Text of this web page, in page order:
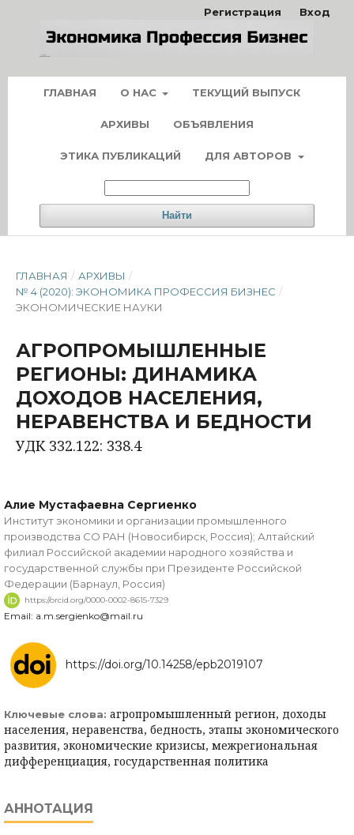
ГЛАВНАЯ О НАС ТЕКУЩИЙ ВЫПУСК
АРХИВЫ ОБЪЯВЛЕНИЯ
ЭТИКА ПУБЛИКАЦИЙ ДЛЯ АВТОРОВ
Найти
Регистрация Вход
ГЛАВНАЯ / АРХИВЫ /
№ 4 (2020): ЭКОНОМИКА ПРОФЕССИЯ БИЗНЕС /
ЭКОНОМИЧЕСКИЕ НАУКИ
АГРОПРОМЫШЛЕННЫЕ
РЕГИОНЫ: ДИНАМИКА
ДОХОДОВ НАСЕЛЕНИЯ,
НЕРАВЕНСТВА И БЕДНОСТИ
УДК 332.122: 338.4
Алие Мустафаевна Сергиенко
Институт экономики и организации промышленного
производства СО РАН (Новосибирск, Россия); Алтайский
филиал Российской академии народного хозяйства и
государственной службы при Президенте Российской
Федерации (Барнаул, Россия)
https://orcid.org/0000-0002-8615-7329
Email: a.m.sergienko@mail.ru
https://doi.org/10.14258/epb2019107
Ключевые слова: агропромышленный регион, доходы
населения, неравенства, бедность, этапы экономического
развития, экономические кризисы, межрегиональная
дифференциация, государственная политика
АННОТАЦИЯ